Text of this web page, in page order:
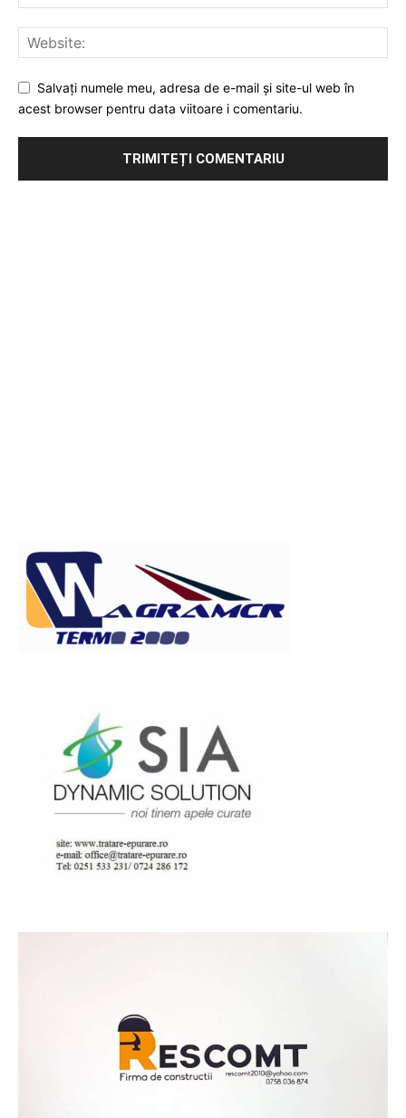
Salvați numele meu, adresa de e-mail și site-ul web în
acest browser pentru data viitoare i comentariu.